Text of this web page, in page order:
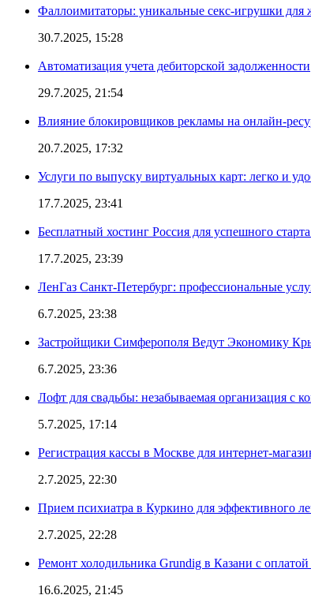
Фаллоимитаторы: уникальные секс-игрушки для
30.7.2025, 15:28
Автоматизация учета дебиторской задолженности
29.7.2025, 21:54
Влияние блокировщиков рекламы на онлайн-
20.7.2025, 17:32
Услуги по выпуску виртуальных карт: легко и
17.7.2025, 23:41
Бесплатный хостинг Россия для успешного
17.7.2025, 23:39
ЛенГаз Санкт-Петербург: профессиональные
6.7.2025, 23:38
Застройщики Симферополя Ведут Экономику
6.7.2025, 23:36
Лофт для свадьбы: незабываемая организация с
5.7.2025, 17:14
Регистрация кассы в Москве для интернет-
2.7.2025, 22:30
Прием психиатра в Куркино для эффективного
2.7.2025, 22:28
Ремонт холодильника Grundig в Казани с оплатой
16.6.2025, 21:45